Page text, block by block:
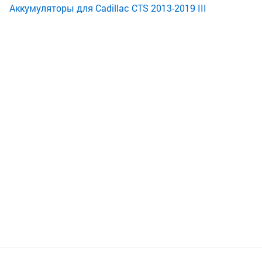
Аккумуляторы для Cadillac CTS 2013-2019 III